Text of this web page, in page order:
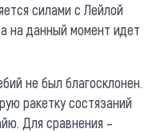
силами с Лейлой
на данный момент идет
не был благосклонен.
ракетку состязаний
Для сравнения –